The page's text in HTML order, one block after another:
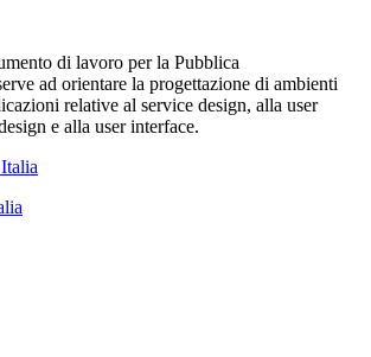
di lavoro per la Pubblica
ad orientare la progettazione di ambienti
relative al service design, alla user
e alla user interface.